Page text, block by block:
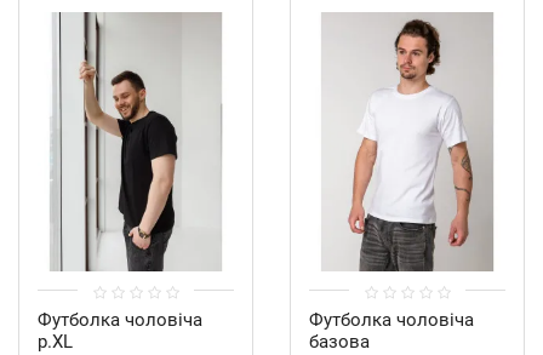
Футболка чоловіча
р.XL
Футболка чоловіча
базова